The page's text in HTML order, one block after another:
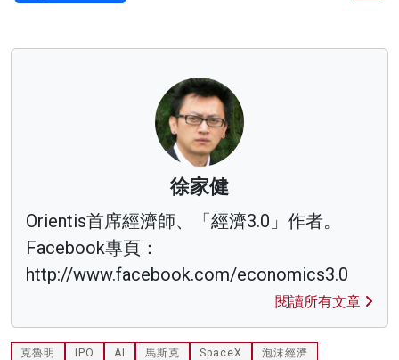
徐家健
Orientis首席經濟師、「經濟3.0」作者。
Facebook專頁：
http://www.facebook.com/economics3.0
閱讀所有文章
克魯明 IPO AI 馬斯克 SpaceX 泡沫經濟